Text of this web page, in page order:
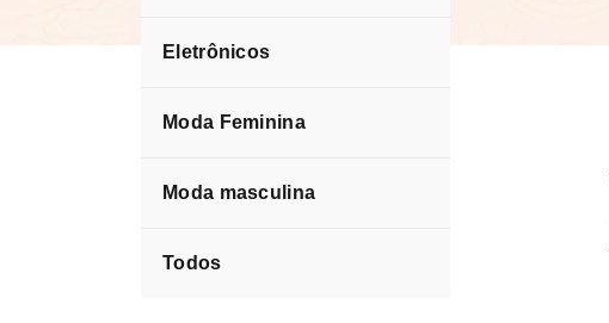
Eletrônicos
Moda Feminina
Moda masculina
Todos